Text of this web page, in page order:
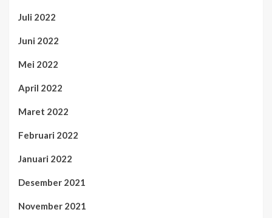
Juli 2022
Juni 2022
Mei 2022
April 2022
Maret 2022
Februari 2022
Januari 2022
Desember 2021
November 2021